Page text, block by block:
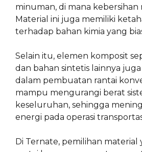
minuman, di mana kebersihan
Material ini juga memiliki
terhadap bahan kimia yang
Selain itu, elemen komposit
dan bahan sintetis lainnya
dalam pembuatan rantai
mampu mengurangi berat
keseluruhan, sehingga
energi pada operasi
Di Ternate, pemilihan